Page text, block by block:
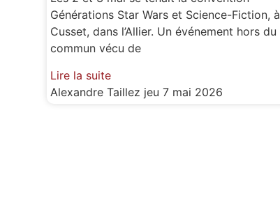
Générations Star Wars et Science-Fiction, à
Cusset, dans l’Allier. Un événement hors du
commun vécu de
Lire la suite
Alexandre Taillez jeu 7 mai 2026